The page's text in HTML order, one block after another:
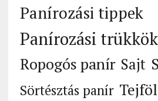
Panírozási tippek
Panírozási trükkök
Ropogós panír Sajt
Sörtésztás panír Tejföl